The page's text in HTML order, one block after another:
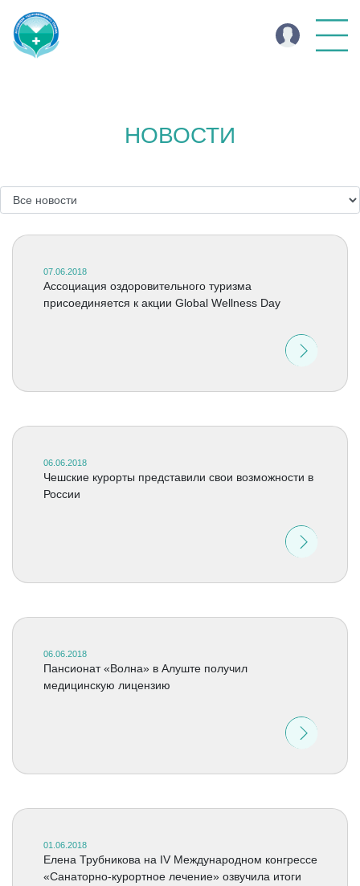
НОВОСТИ
07.06.2018
Ассоциация оздоровительного туризма
присоединяется к акции Global Wellness Day
06.06.2018
Чешские курорты представили свои возможности в
России
06.06.2018
Пансионат «Волна» в Алуште получил
медицинскую лицензию
01.06.2018
Елена Трубникова на IV Международном конгрессе
«Санаторно-курортное лечение» озвучила итоги